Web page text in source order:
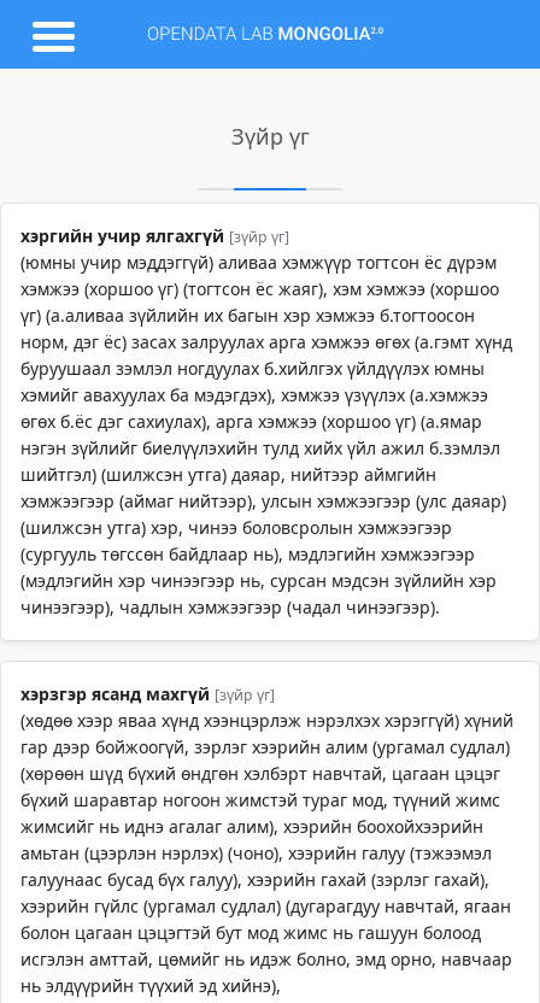
Зүйр үг
хэргийн учир ялгахгүй [зүйр үг]
(юмны учир мэддэггүй) аливаа хэмжүүр тогтсон ёс дүрэм
хэмжээ (хоршоо үг) (тогтсон ёс жаяг), хэм хэмжээ (хоршоо
үг) (а.аливаа зүйлийн их багын хэр хэмжээ б.тогтоосон
норм, дэг ёс) засах залруулах арга хэмжээ өгөх (а.гэмт хүнд
буруушаал зэмлэл ногдуулах б.хийлгэх үйлдүүлэх юмны
хэмийг авахуулах ба мэдэгдэх), хэмжээ үзүүлэх (а.хэмжээ
өгөх б.ёс дэг сахиулах), арга хэмжээ (хоршоо үг) (а.ямар
нэгэн зүйлийг биелүүлэхийн тулд хийх үйл ажил б.зэмлэл
шийтгэл) (шилжсэн утга) даяар, нийтээр аймгийн
хэмжээгээр (аймаг нийтээр), улсын хэмжээгээр (улс даяар)
(шилжсэн утга) хэр, чинээ боловсролын хэмжээгээр
(сургууль төгссөн байдлаар нь), мэдлэгийн хэмжээгээр
(мэдлэгийн хэр чинээгээр нь, сурсан мэдсэн зүйлийн хэр
чинээгээр), чадлын хэмжээгээр (чадал чинээгээр).
хэрзгэр ясанд махгүй [зүйр үг]
(хөдөө хээр яваа хүнд хээнцэрлэж нэрэлхэх хэрэггүй) хүний
гар дээр бойжоогүй, зэрлэг хээрийн алим (ургамал судлал)
(хөрөөн шүд бүхий өндгөн хэлбэрт навчтай, цагаан цэцэг
бүхий шаравтар ногоон жимстэй тураг мод, түүний жимс
жимсийг нь иднэ агалаг алим), хээрийн боохойхээрийн
амьтан (цээрлэн нэрлэх) (чоно), хээрийн галуу (тэжээмэл
галуунаас бусад бүх галуу), хээрийн гахай (зэрлэг гахай),
хээрийн гүйлс (ургамал судлал) (дугарагдуу навчтай, ягаан
болон цагаан цэцэгтэй бут мод жимс нь гашуун болоод
исгэлэн амттай, цөмийг нь идэж болно, эмд орно, навчаар
нь элдүүрийн түүхий эд хийнэ),